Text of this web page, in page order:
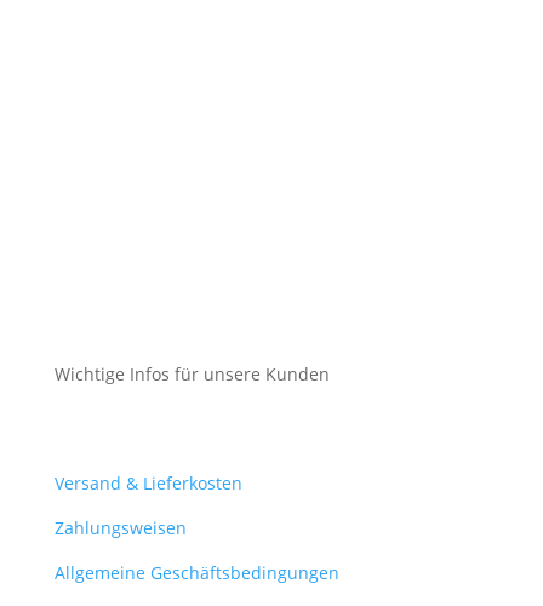
Wichtige Infos für unsere Kunden
Versand & Lieferkosten
Zahlungsweisen
Allgemeine Geschäftsbedingungen